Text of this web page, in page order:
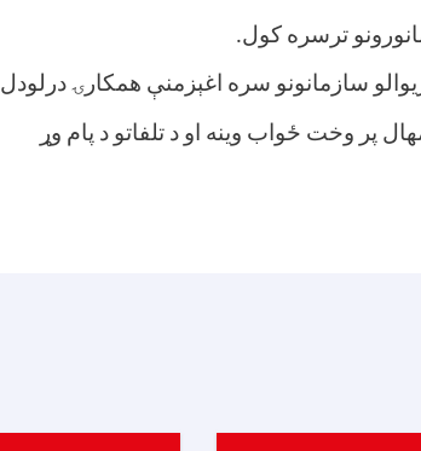
ترسره کول.
سازمانونو سره اغېزمنې همکارۍ درلودل
پر وخت ځواب وینه او د تلفاتو د پام وړ